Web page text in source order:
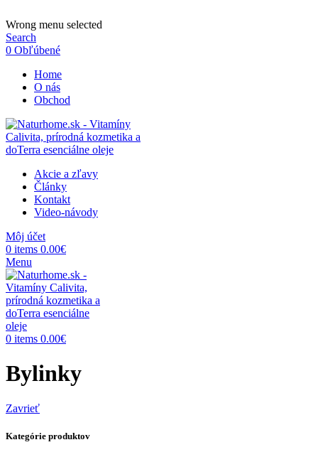
Wrong menu selected
Search
0 Obľúbené
Home
O nás
Obchod
Akcie a zľavy
Články
Kontakt
Video-návody
Môj účet
0 items 0.00€
Menu
0 items 0.00€
Bylinky
Zavrieť
Kategórie produktov